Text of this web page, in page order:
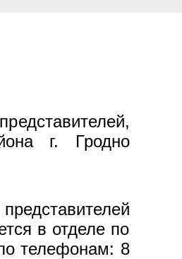
г. Гродно
в отделе по
телефонам: 8